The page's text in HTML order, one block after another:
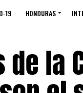
19 HONDURAS
la